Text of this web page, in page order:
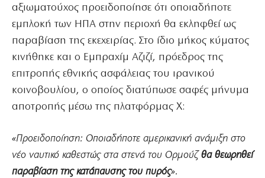
αξιωματούχος προειδοποίησε ότι οποιαδήποτε
εμπλοκή των ΗΠΑ στην περιοχή θα εκληφθεί ως
παραβίαση της εκεχειρίας. Στο ίδιο μήκος κύματος
κινήθηκε και ο Εμπραχίμ Αζιζί, πρόεδρος της
επιτροπής εθνικής ασφάλειας του ιρανικού
κοινοβουλίου, ο οποίος διατύπωσε σαφές μήνυμα
αποτροπής μέσω της πλατφόρμας X:
«Προειδοποίηση: Οποιαδήποτε αμερικανική ανάμιξη στο
νέο ναυτικό καθεστώς στα στενά του Ορμούζ θα θεωρηθεί
παραβίαση της κατάπαυσης του πυρός».